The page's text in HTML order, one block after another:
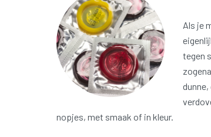
Als je
tegen
nopjes, met smaak of in kleur.